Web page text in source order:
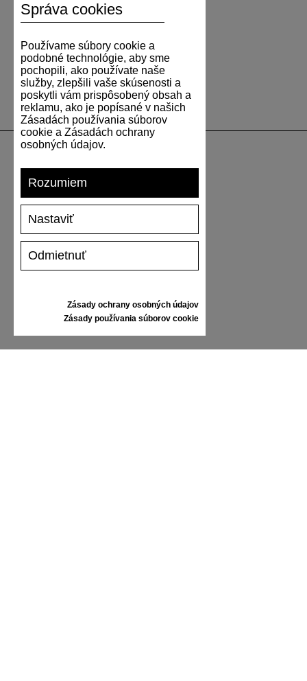
PODPORA
DOPRAVA A PLATBA
VRÁTENIE TOVARU
VEĽKOSTNÁ TABUĽKA
STAROSTLIVOSŤ O TENISKY
Správa cookies
Používame súbory cookie a
podobné technológie, aby sme
pochopili, ako používate naše
služby, zlepšili vaše skúsenosti a
poskytli vám prispôsobený obsah a
reklamu, ako je popísané v našich
Zásadách používania súborov
cookie a Zásadách ochrany
osobných údajov.
Rozumiem
Odmietnuť
Nastaviť
Zásady ochrany osobných údajov
Zásady používania súborov cookie